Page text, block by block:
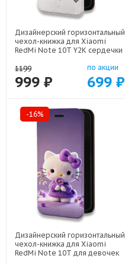
Дизайнерский горизонтальный
чехол-книжка для Xiaomi
RedMi Note 10T Y2K сердечки
1199
999 ₽
по акции
699 ₽
-16%
Дизайнерский горизонтальный
чехол-книжка для Xiaomi
RedMi Note 10T для девочек